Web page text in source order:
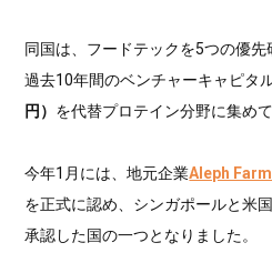
同国は、フードテックを5つの優先
過去10年間のベンチャーキャピタ
円） を代替プロテイン分野に集めて
今年1月には、地元企業Aleph
を正式に認め、シンガポールと米
承認した国の一つとなりました。